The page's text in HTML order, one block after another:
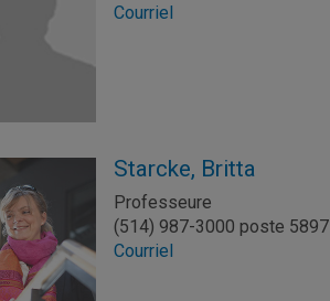
Courriel
Starcke, Britta
Professeure
(514) 987-3000 poste 5897
Courriel